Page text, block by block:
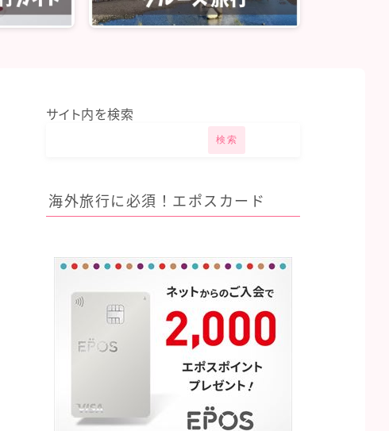
行
サイト内を検索
検索
海外旅行に必須！エポスカード